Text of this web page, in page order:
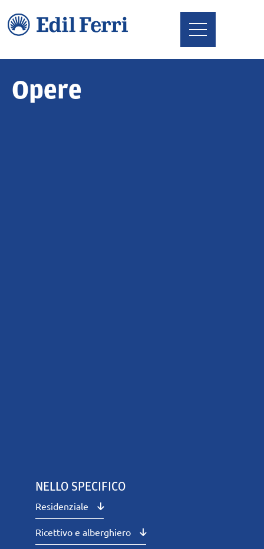
Opere
NELLO SPECIFICO
Residenziale
Ricettivo e alberghiero